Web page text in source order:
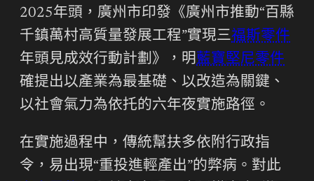
2025年頭，廣州市印發《廣州市推動“百縣
千鎮萬村高質量發展工程”實現三福斯零件
年頭見成效行動計劃》，明藍寶堅尼零件
確提出以產業為最基礎、以改造為關鍵、
以社會氣力為依托的六年夜實施路徑。
在實施過程中，傳統幫扶多依附行政指
令，易出現“重投進輕產出”的弊病。對此